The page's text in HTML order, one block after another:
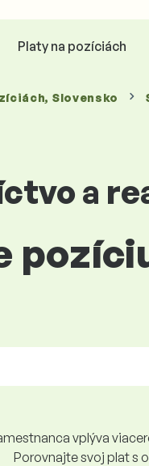
Platy na pozíciách
, Slovensko
a
vplýva
Porovnajte svoj plat s